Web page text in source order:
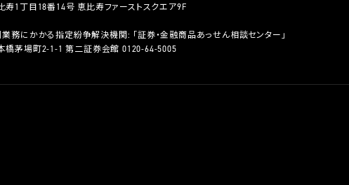
1丁目18番14号 恵比寿ファーストスクエア9F
務にかかる指定紛争解決機関: 「証券・金融商品あっせん相談センター」
橋茅場町2-1-1 第二証券会館 0120-64-5005